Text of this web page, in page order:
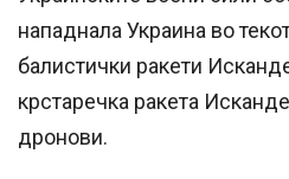
нападнала Украина во
балистички ракети
крстаречка ракета
дронови.